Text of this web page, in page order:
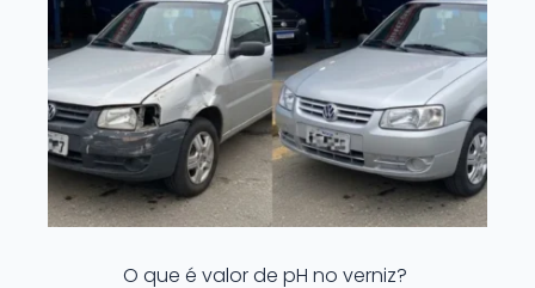
O que é valor de pH no verniz?